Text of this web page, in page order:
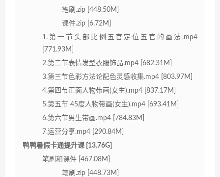
笔刷.zip [448.50M]
课件.zip [6.72M]
1.第一节头部比例五官定位五官的画法.mp4
[771.93M]
2.第二节表情发型衣服饰品.mp4 [682.31M]
3.第三节色彩方法论配色灵感收集.mp4 [803.97M]
4.第四节正面人物带画(女生).mp4 [837.17M]
5.第五节 45度人物带画(女生).mp4 [693.41M]
6.第六节男生带画.mp4 [784.83M]
7.运营分享.mp4 [290.84M]
鸭鸭暑假卡通提升课 [13.76G]
笔刷和课件 [467.08M]
笔刷.zip [448.73M]